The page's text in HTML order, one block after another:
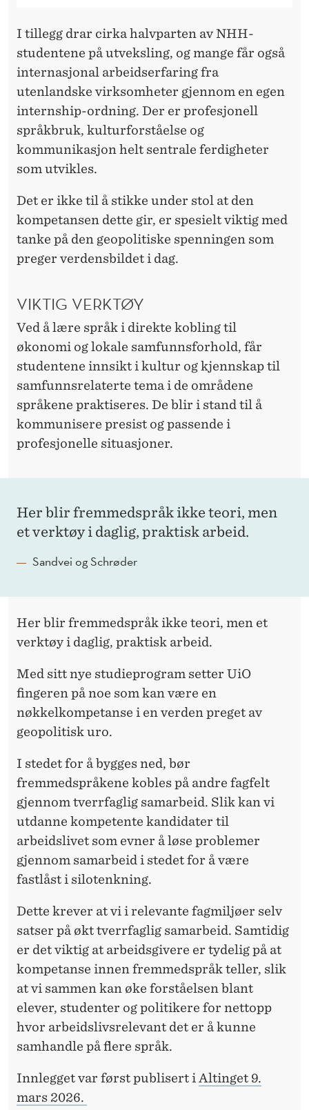
I tillegg drar cirka halvparten av NHH-
studentene på utveksling, og mange får også
internasjonal arbeidserfaring fra
utenlandske virksomheter gjennom en egen
internship-ordning. Der er profesjonell
språkbruk, kulturforståelse og
kommunikasjon helt sentrale ferdigheter
som utvikles.
Det er ikke til å stikke under stol at den
kompetansen dette gir, er spesielt viktig med
tanke på den geopolitiske spenningen som
preger verdensbildet i dag.
VIKTIG VERKTØY
Ved å lære språk i direkte kobling til
økonomi og lokale samfunnsforhold, får
studentene innsikt i kultur og kjennskap til
samfunnsrelaterte tema i de områdene
språkene praktiseres. De blir i stand til å
kommunisere presist og passende i
profesjonelle situasjoner.
Her blir fremmedspråk ikke teori, men
et verktøy i daglig, praktisk arbeid.
Sandvei og Schrøder
Her blir fremmedspråk ikke teori, men et
verktøy i daglig, praktisk arbeid.
Med sitt nye studieprogram setter UiO
fingeren på noe som kan være en
nøkkelkompetanse i en verden preget av
geopolitisk uro.
I stedet for å bygges ned, bør
fremmedspråkene kobles på andre fagfelt
gjennom tverrfaglig samarbeid. Slik kan vi
utdanne kompetente kandidater til
arbeidslivet som evner å løse problemer
gjennom samarbeid i stedet for å være
fastlåst i silotenkning.
Dette krever at vi i relevante fagmiljøer selv
satser på økt tverrfaglig samarbeid. Samtidig
er det viktig at arbeidsgivere er tydelig på at
kompetanse innen fremmedspråk teller, slik
at vi sammen kan øke forståelsen blant
elever, studenter og politikere for nettopp
hvor arbeidslivsrelevant det er å kunne
samhandle på flere språk.
Innlegget var først publisert iAltinget 9.
mars 2026.